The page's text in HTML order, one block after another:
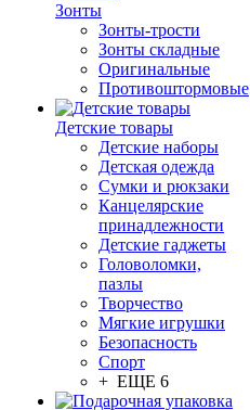
Зонты
Зонты-трости
Зонты складные
Оригинальные
Противоштормовые
Детские товары
Детские наборы
Детская одежда
Сумки и рюкзаки
Канцелярские
принадлежности
Детские гаджеты
Головоломки,
пазлы
Творчество
Мягкие игрушки
Безопасность
Спорт
+ ЕЩЕ 6